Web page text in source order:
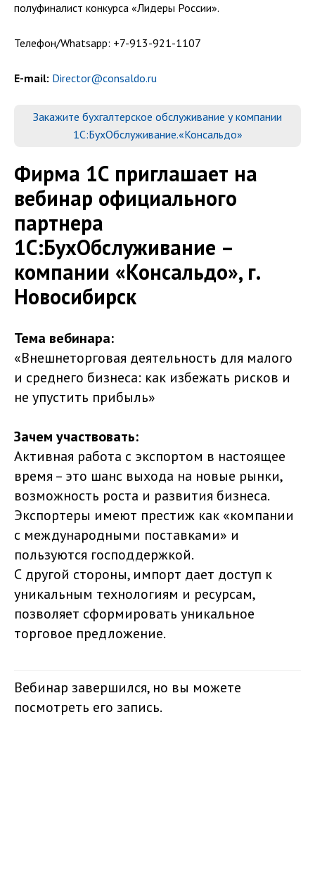
полуфиналист конкурса «Лидеры России».
Телефон/Whatsapp: +7-913-921-1107
E-mail: Director@consaldo.ru
Закажите бухгалтерское обслуживание у компании
1С:БухОбслуживание.«Консальдо»
Фирма 1С приглашает на
вебинар официального
партнера
1С:БухОбслуживание –
компании «Консальдо», г.
Новосибирск
Тема вебинара:
«Внешнеторговая деятельность для малого
и среднего бизнеса: как избежать рисков и
не упустить прибыль»
Зачем участвовать:
Активная работа с экспортом в настоящее
время – это шанс выхода на новые рынки,
возможность роста и развития бизнеса.
Экспортеры имеют престиж как «компании
с международными поставками» и
пользуются господдержкой.
С другой стороны, импорт дает доступ к
уникальным технологиям и ресурсам,
позволяет сформировать уникальное
торговое предложение.
Вебинар завершился, но вы можете
посмотреть его запись.